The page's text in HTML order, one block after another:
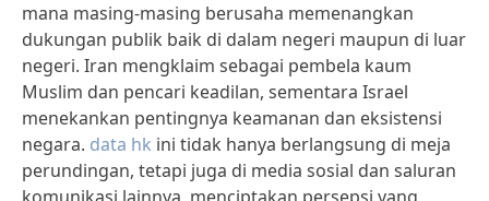
mana masing-masing berusaha memenangkan
dukungan publik baik di dalam negeri maupun di luar
negeri. Iran mengklaim sebagai pembela kaum
Muslim dan pencari keadilan, sementara Israel
menekankan pentingnya keamanan dan eksistensi
negara. data hk ini tidak hanya berlangsung di meja
perundingan, tetapi juga di media sosial dan saluran